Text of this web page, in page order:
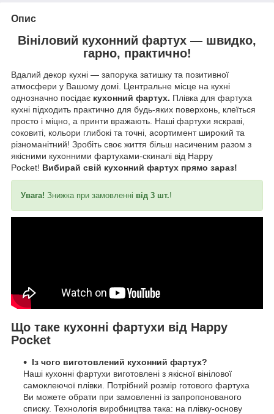
Опис
Вініловий кухонний фартух — швидко,
гарно, практично!
Вдалий декор кухні — запорука затишку та позитивної
атмосфери у Вашому домі. Центральне місце на кухні
однозначно посідає кухонний фартух. Плівка для фартуха
кухні підходить практично для будь-яких поверхонь, клеїться
просто і міцно, а принти вражають. Наші фартухи яскраві,
соковиті, кольори глибокі та точні, асортимент широкий та
різноманітний! Зробіть своє життя більш насиченим разом з
якісними кухонними фартухами-скиналі від Happy
Pocket! Вибирай свій кухонний фартух прямо зараз!
Увага! Знижка при замовленні від 3 шт.!
Що таке кухонні фартухи від Happy
Pocket
Із чого виготовлений кухонний фартух?
Наші кухонні фартухи виготовлені з якісної вінілової
самоклеючої плівки. Потрібний розмір готового фартуха
Ви можете обрати при замовленні із запропонованого
списку. Технологія виробництва така: на плівку-основу